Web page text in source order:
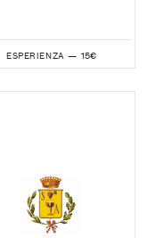
ESPERIENZA — 15€